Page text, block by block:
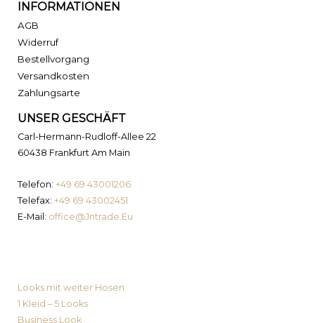
INFORMATIONEN
AGB
Widerruf
Bestellvorgang
Versandkosten
Zahlungsarte
UNSER GESCHÄFT
Carl-Hermann-Rudloff-Allee 22
60438 Frankfurt Am Main
Telefon: +49 69 43001206
Telefax: +49 69 43002451
E-Mail: office@Jntrade.Eu
Looks mit weiter Hosen
1 Kleid – 5 Looks
Business Look